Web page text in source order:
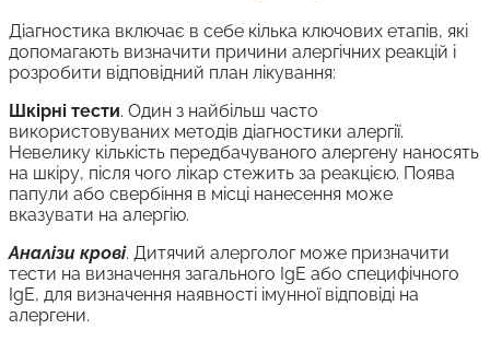
Діагностика включає в себе кілька ключових етапів, які
допомагають визначити причини алергічних реакцій і
розробити відповідний план лікування:
Шкірні тести. Один з найбільш часто
використовуваних методів діагностики алергії.
Невелику кількість передбачуваного алергену наносять
на шкіру, після чого лікар стежить за реакцією. Поява
папули або свербіння в місці нанесення може
вказувати на алергію.
Аналізи крові. Дитячий алерголог може призначити
тести на визначення загального IgE або специфічного
IgE, для визначення наявності імунної відповіді на
алергени.